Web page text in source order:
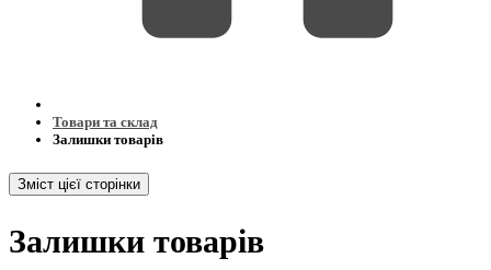
Товари та склад
Залишки товарів
Зміст цієї сторінки
Залишки товарів